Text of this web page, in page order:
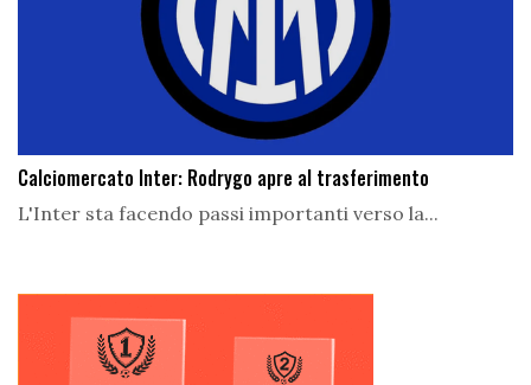
Calciomercato Inter: Rodrygo apre al trasferimento
L'Inter sta facendo passi importanti verso la...